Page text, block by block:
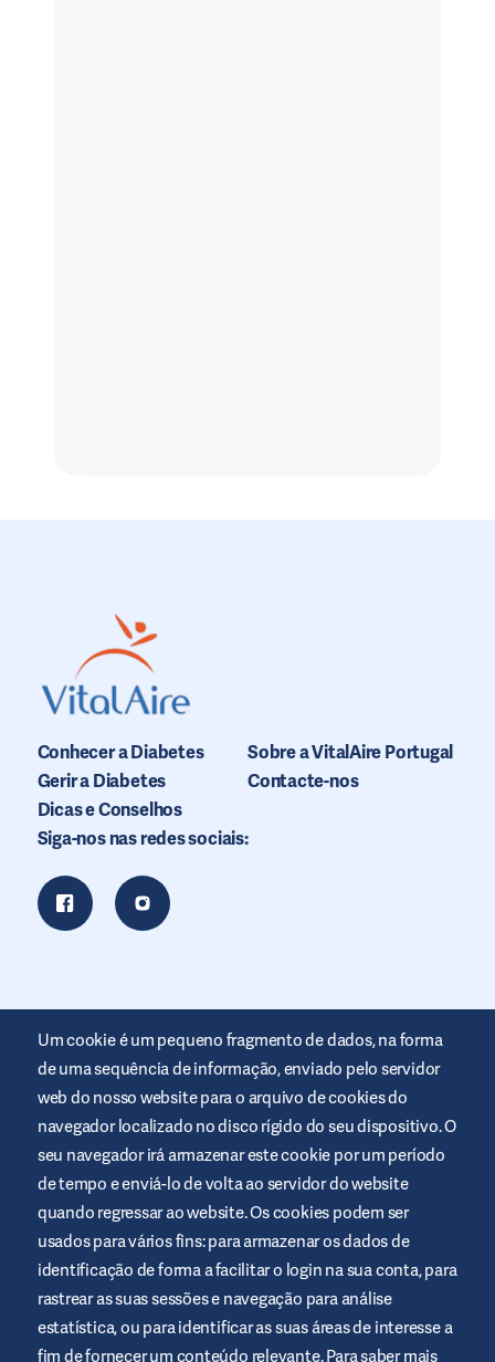
Conhecer a Diabetes
Gerir a Diabetes
Dicas e Conselhos
Sobre a VitalAire Portugal
Contacte-nos
Siga-nos nas redes sociais:
Este website é disponibilizado pela Air Liquide Healthcare para
informar e ajudar as pessoas com diabetes. O seu intuito é
meramente informativo e não substitui as recomendações
médicas. Consulte sempre o seu profissional de saúde.
Termos e condições do website
Política de privacidade
Cookies
Um cookie é um pequeno fragmento de dados, na forma
de uma sequência de informação, enviado pelo servidor
web do nosso website para o arquivo de cookies do
navegador localizado no disco rígido do seu dispositivo. O
seu navegador irá armazenar este cookie por um período
de tempo e enviá-lo de volta ao servidor do website
quando regressar ao website. Os cookies podem ser
usados para vários fins: para armazenar os dados de
identificação de forma a facilitar o login na sua conta, para
rastrear as suas sessões e navegação para análise
estatística, ou para identificar as suas áreas de interesse a
fim de fornecer um conteúdo relevante. Para saber mais